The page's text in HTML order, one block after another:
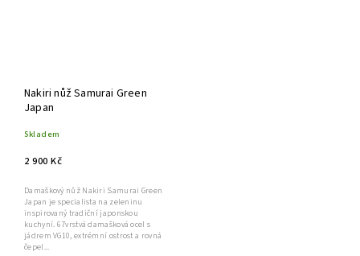
Nakiri nůž Samurai Green
Japan
Skladem
2 900 Kč
Damaškový nůž Nakiri Samurai Green
Japan je specialista na zeleninu
inspirovaný tradiční japonskou
kuchyní. 67vrstvá damašková ocel s
jádrem VG10, extrémní ostrost a rovná
čepel...